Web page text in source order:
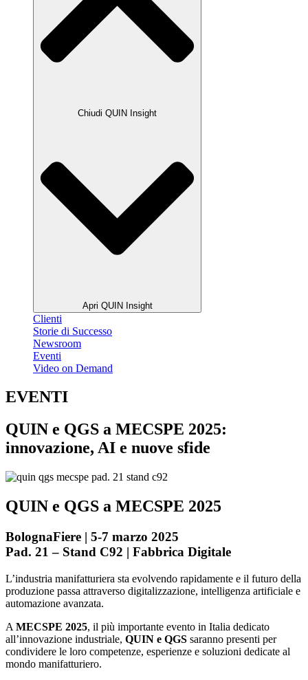
Chiudi QUIN Insight
Apri QUIN Insight
Clienti
Storie di Successo
Newsroom
Eventi
Video on Demand
EVENTI
QUIN e QGS a MECSPE 2025:
innovazione, AI e nuove sfide
QUIN e QGS a MECSPE 2025
BolognaFiere | 5-7 marzo 2025
Pad. 21 – Stand C92 | Fabbrica Digitale
L’industria manifatturiera sta evolvendo rapidamente e il futuro della
produzione passa attraverso digitalizzazione, intelligenza artificiale e
automazione avanzata.
A MECSPE 2025, il più importante evento in Italia dedicato
all’innovazione industriale, QUIN e QGS saranno presenti per
condividere le loro competenze, esperienze e soluzioni dedicate al
mondo manifatturiero.